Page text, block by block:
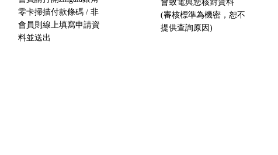
零卡掃描付款條碼 / 非
會員則線上填寫申請資
料並送出
會致電與您核對資料
(審核標準為機密，恕不
提供查詢原因)